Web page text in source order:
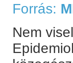
Forrás:
Nem